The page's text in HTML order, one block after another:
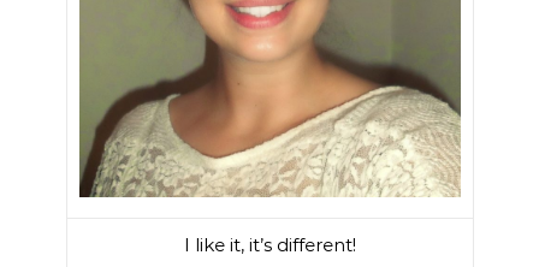
I like it, it’s different!